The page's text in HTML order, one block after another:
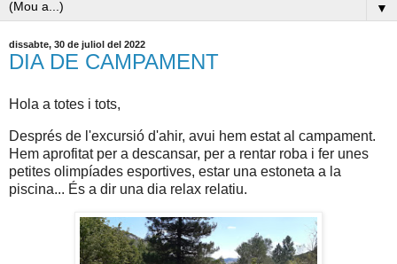
▼
dissabte, 30 de juliol del 2022
DIA DE CAMPAMENT
Hola a totes i tots,
Després de l'excursió d'ahir, avui hem estat al campament.
Hem aprofitat per a descansar, per a rentar roba i fer unes
petites olimpíades esportives, estar una estoneta a la
piscina... És a dir una dia relax relatiu.